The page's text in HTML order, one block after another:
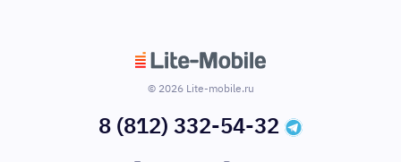
© 2026 Lite-mobile.ru
8 (812) 332-54-32